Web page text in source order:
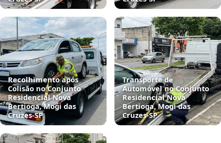
Recolhimento após
Colisão no Conjunto
Residencial Nova
Bertioga, Mogi das
Cruzes‑SP
Transporte de
Automóvel no Conjunto
Residencial Nova
Bertioga, Mogi das
Cruzes‑SP